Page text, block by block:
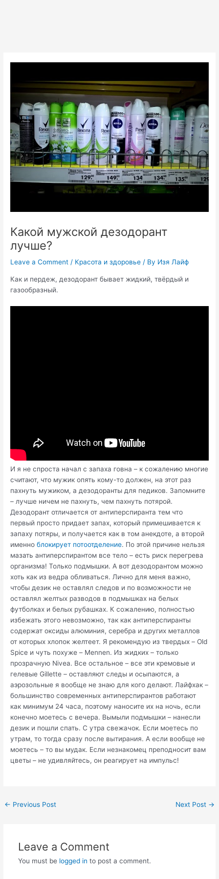
Какой мужской дезодорант
лучше?
Leave a Comment / Красота и здоровье / By Изя Лайф
Как и пердеж, дезодорант бывает жидкий, твёрдый и
газообразный.
И я не спроста начал с запаха говна – к сожалению многие
считают, что мужик опять кому-то должен, на этот раз
пахнуть мужиком, а дезодоранты для педиков. Запомните
– лучше ничем не пахнуть, чем пахнуть потярой.
Дезодорант отличается от антиперспиранта тем что
первый просто придает запах, который примешивается к
запаху потяры, и получается как в том анекдоте, а второй
именноблокирует потоотделение. По этой причине нельзя
мазать антиперспирантом все тело – есть риск перегрева
организма! Только подмышки. А вот дезодорантом можно
хоть как из ведра обливаться. Лично для меня важно,
чтобы дезик не оставлял следов и по возможности не
оставлял желтых разводов в подмышках на белых
футболках и белых рубашках. К сожалению, полностью
избежать этого невозможно, так как антиперспиранты
содержат оксиды алюминия, серебра и других металлов
от которых хлопок желтеет. Я рекомендую из твердых – Old
Spice и чуть похуже – Mennen. Из жидких – только
прозрачную Nivea. Все остальное – все эти кремовые и
гелевые Gillette – оставляют следы и осыпаются, а
аэрозольные я вообще не знаю для кого делают. Лайфхак –
большинство современных антиперспирантов работают
как минимум 24 часа, поэтому наносите их на ночь, если
конечно моетесь с вечера. Вымыли подмышки – нанесли
дезик и пошли спать. С утра свежачок. Если моетесь по
утрам, то тогда сразу после вытирания. А если вообще не
моетесь – то вы мудак. Если незнакомец преподносит вам
цветы – не удивляйтесь, он реагирует на импульс!
Post
← Previous Post Next Post →
Leave a Comment
You must be logged in to post a comment.